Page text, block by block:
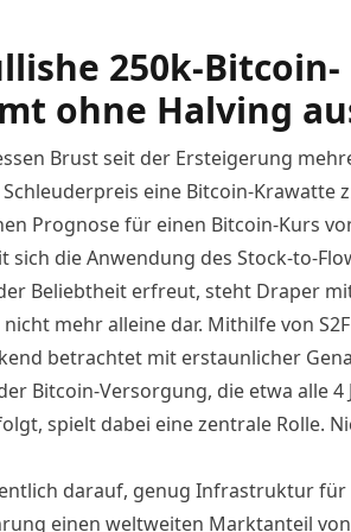
250k-Bitcoin-
ohne Halving
Brust seit der Ersteigerung
eine Bitcoin-Krawatte
Prognose für einen Bitcoin-Kurs
sich die Anwendung des Stock-to-
Beliebtheit erfreut, steht Draper
mehr alleine dar. Mithilfe von
betrachtet mit erstaunlicher
Bitcoin-Versorgung, die etwa alle 4
spielt dabei eine zentrale Rolle.
darauf, genug Infrastruktur für
einen weltweiten Marktanteil